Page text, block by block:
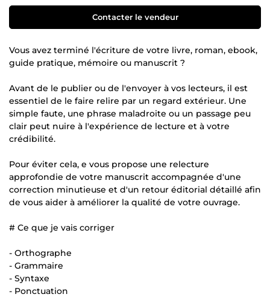
Contacter le vendeur
Vous avez terminé l'écriture de votre livre, roman, ebook,
guide pratique, mémoire ou manuscrit ?
Avant de le publier ou de l'envoyer à vos lecteurs, il est
essentiel de le faire relire par un regard extérieur. Une
simple faute, une phrase maladroite ou un passage peu
clair peut nuire à l'expérience de lecture et à votre
crédibilité.
Pour éviter cela, e vous propose une relecture
approfondie de votre manuscrit accompagnée d'une
correction minutieuse et d'un retour éditorial détaillé afin
de vous aider à améliorer la qualité de votre ouvrage.
# Ce que je vais corriger
- Orthographe
- Grammaire
- Syntaxe
- Ponctuation